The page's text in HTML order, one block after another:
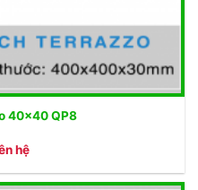
40×40 QP8
hệ